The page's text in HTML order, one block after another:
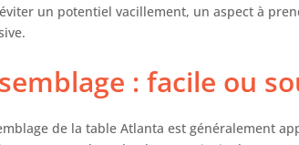
un potentiel vacillement, un aspect à
: facile ou
de la table Atlanta est généralement